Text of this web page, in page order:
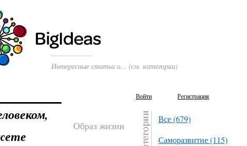
Интересные статьи о... (см. категории)
Образ жизни
Войти Регистрация
Все (679)
Саморазвитие (115)